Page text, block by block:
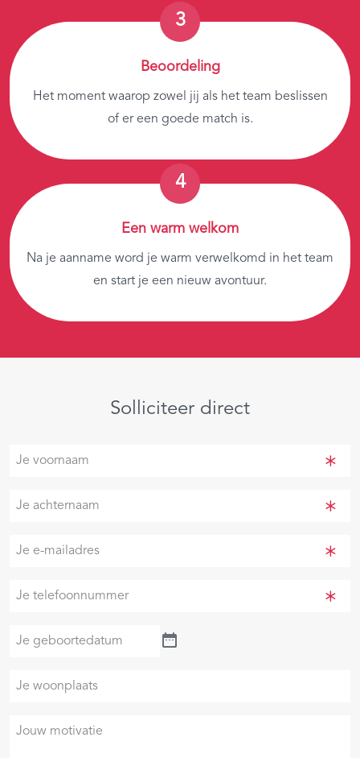
Beoordeling
Het moment waarop zowel jij als het team beslissen
of er een goede match is.
Een warm welkom
Na je aanname word je warm verwelkomd in het team
en start je een nieuw avontuur.
Solliciteer direct
Je
Je
Je
(Vereist)
Je
Je
geboortedatum
Je
woonplaats
Je